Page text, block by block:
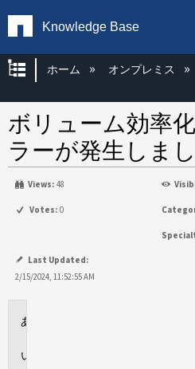
Knowledge Base
グローバル階層を
ホーム オンプレミス
ボリューム効率
ラーが発生しま
Views: 48
Votes: 0
Last Updated:
2/15/2024, 11:52:55 AM